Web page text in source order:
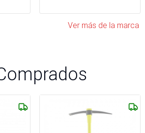
Ver más de la marca